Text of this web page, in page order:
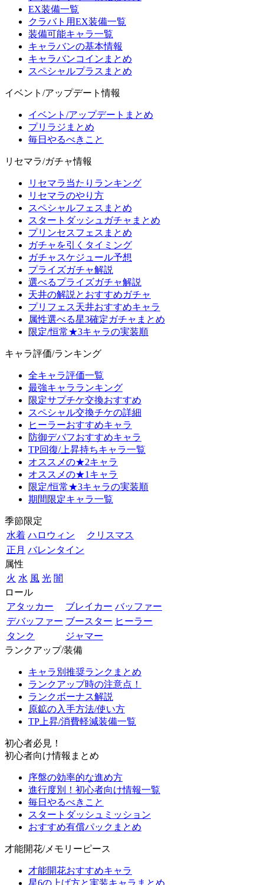
EX装備一覧
クラバト用EX装備一覧
装備可能キャラ一覧
キャラバンの基本情報
キャラバンコインまとめ
スペシャルプラスまとめ
イベント/アップデート情報
イベント/アップデートまとめ
プリラジまとめ
毎日やるべきこと
リセマラ/ガチャ情報
リセマラ当たりランキング
リセマラのやり方
スペシャルフェスまとめ
スタートダッシュガチャまとめ
プリンセスフェスまとめ
ガチャを引くタイミング
ガチャスケジュール予想
プライズガチャ解説
選べるプライズガチャ解説
天井の解説とおすすめガチャ
プリフェス天井おすすめキャラ
属性選べる星3確定ガチャまとめ
限定/恒常★3キャラの実装順
キャラ評価/ランキング
全キャラ評価一覧
最強キャラランキング
限定サプチケ交換おすすめ
スペシャル交換チケの詳細
ヒーラーおすすめキャラ
防御デバフおすすめキャラ
TP回復/上昇持ちキャラ一覧
オススメの★2キャラ
オススメの★1キャラ
限定/恒常★3キャラの実装順
期間限定キャラ一覧
季節限定
水着 ハロウィン
クリスマス
正月 バレンタイン
属性
火 水 風 光 闇
ロール
アタッカー
ブレイカー バッファー
デバッファー ブースター ヒーラー
タンク
ジャマー
ランクアップ/装備
キャラ別推奨ランクまとめ
ランクアップ時の注意点！
ランクボーナス解説
原鉱の入手方法/使い方
TP上昇/消費軽減装備一覧
初心者必見！
初心者向け情報まとめ
序盤の効率的な進め方
進行度別！初心者向け情報一覧
毎日やるべきこと
スタートダッシュミッション
おすすめ有償パックまとめ
才能開花/メモリーピース
才能開花おすすめキャラ
星6の上げ方と実装キャラまとめ